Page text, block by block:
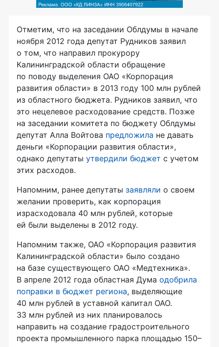
Отметим, что на заседании Облдумы в начале
ноября 2012 года депутат Рудников заявил
о том, что направил прокурору
Калининградской области обращение
по поводу выделения ОАО «Корпорация
развития области» в 2013 году 100 млн рублей
из областного бюджета. Рудников заявил, что
это нецелевое расходование средств. Позже
на заседании комитета по бюджету Облдумы
депутат Алла Войтова предложила не давать
деньги «Корпорации развития области»,
однако депутаты утвердили бюджет с учетом
этих расходов.
Напомним, ранее депутаты заявляли о своем
желании проверить, как корпорация
израсходовала 40 млн рублей, которые
ей были выделены в 2012 году.
Напомним также, ОАО «Корпорация развития
Калининградской области» было создано
на базе существующего ОАО «Медтехника».
В апреле 2012 года областная Дума одобрила
поправки в бюджет региона, выделяющие
40 млн рублей в уставной капитал ОАО.
33 млн рублей из них планировалось
направить на создание градостроительного
проекта промышленного парка площадью 150–